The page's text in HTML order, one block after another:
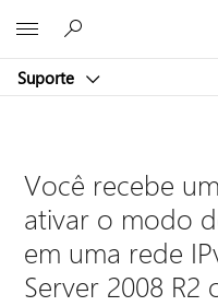
Suporte
Você recebe
ativar o modo
em uma rede
Server 2008